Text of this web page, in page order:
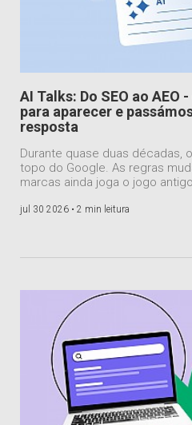
AI Talks: Do SEO ao
para aparecer e
resposta
Durante quase duas décadas,
topo do Google. As regras
marcas ainda joga o jogo
jul 30 2026 • 2 min leitura